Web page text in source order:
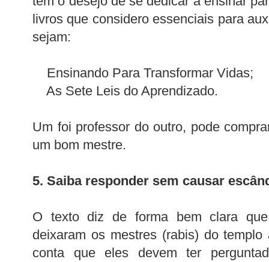
livros que considero essenciais para
sejam:
Ensinando Para Transformar Vidas;
As Sete Leis do Aprendizado.
Um foi professor do outro, pode
um bom mestre.
5. Saiba responder sem causar
O texto diz de forma bem clara
deixaram os mestres (rabis) do templo
conta que eles devem ter